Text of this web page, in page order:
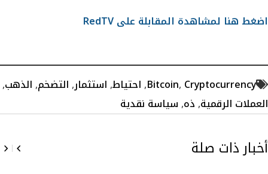
اضغط هنا لمشاهدة المقابلة على RedTV
Bitcoin, Cryptocurrency
,احتياط,استثمار,التضخم,الذهب,
العملات الرقمية,ذه,سياسة نقدية
أخبار ذات صلة